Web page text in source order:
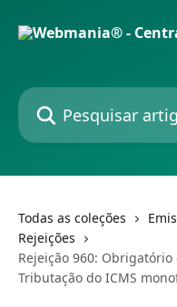
Pesquisar artigos...
Todas as coleções
Rejeições
Rejeição 960:
Tributação do ICMS